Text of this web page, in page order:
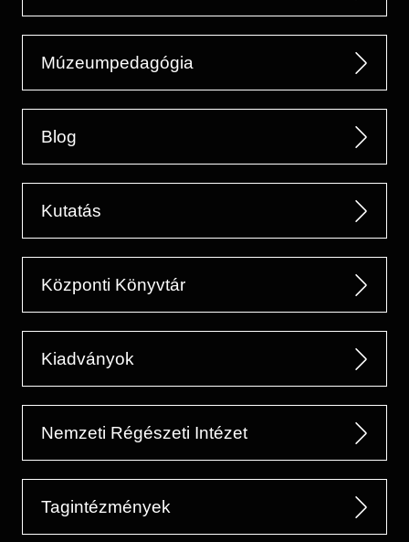
Múzeumpedagógia
Blog
Kutatás
Központi Könyvtár
Kiadványok
Nemzeti Régészeti Intézet
Tagintézmények